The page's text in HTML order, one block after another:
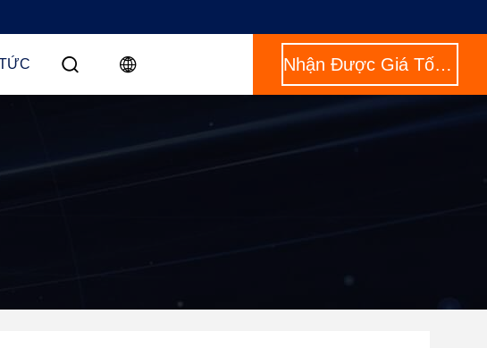
Nhận Được Giá Tốt Nhất